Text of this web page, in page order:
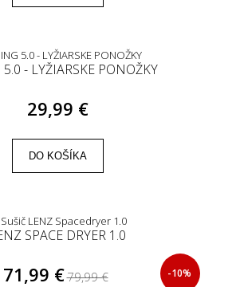
- LYŽIARSKE PONOŽKY
29,99 €
DO KOŠÍKA
SPACE DRYER 1.0
71,99 €79,99 € -10%